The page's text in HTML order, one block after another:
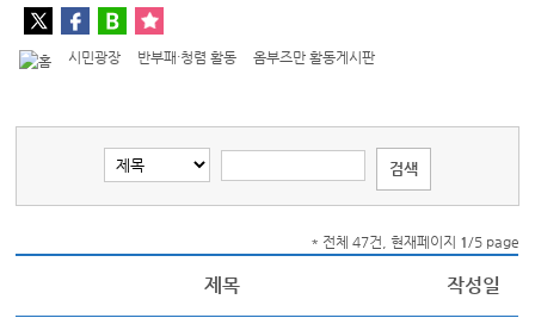
시민광장 반부패·청렴 활동 옴부즈만 활동게시판
* 전체 47건, 현재페이지 1/5 page
제목 작성일